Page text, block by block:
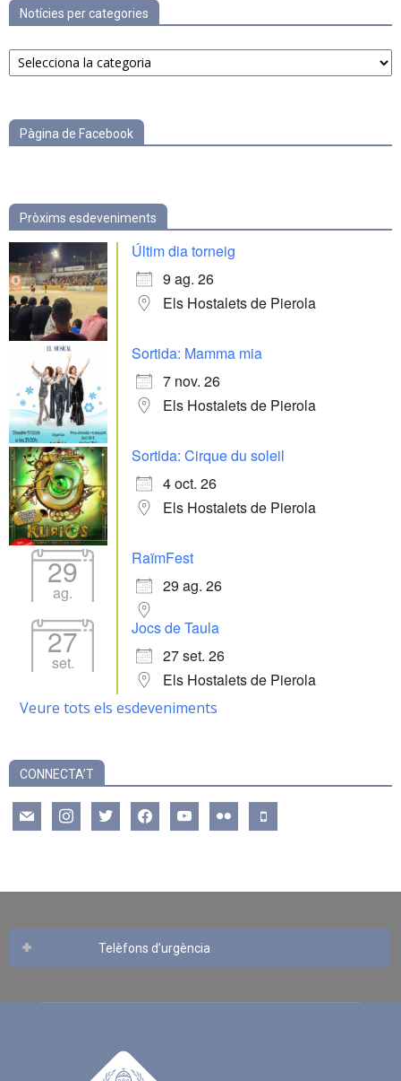
Notícies per categories
Notícies
per
Pàgina de Facebook
Pròxims esdeveniments
Últim dia torneig
9 ag. 26
Els Hostalets de Pierola
Sortida: Mamma mia
7 nov. 26
Els Hostalets de Pierola
Sortida: Cirque du soleil
4 oct. 26
Els Hostalets de Pierola
29
ag.
RaïmFest
29 ag. 26
27
set.
Jocs de Taula
27 set. 26
Els Hostalets de Pierola
Veure tots els esdeveniments
CONNECTA’T
mail instagramtwitter facebookyoutube flickr mobile
Telèfons d’urgència